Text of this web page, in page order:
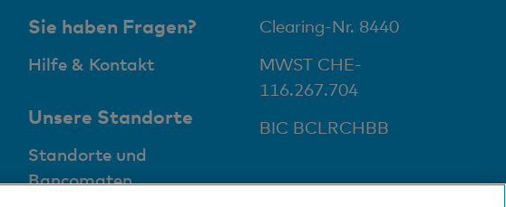
Sie haben Fragen?
Hilfe & Kontakt
Unsere Standorte
Standorte und
Bancomaten
Clearing-Nr. 8440
MWST CHE-
116.267.704
BIC BCLRCHBB